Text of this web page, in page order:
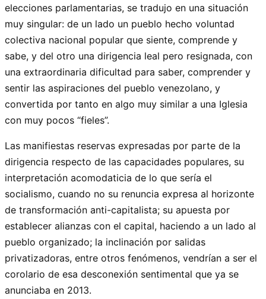
elecciones parlamentarias, se tradujo en una situación
muy singular: de un lado un pueblo hecho voluntad
colectiva nacional popular que siente, comprende y
sabe, y del otro una dirigencia leal pero resignada, con
una extraordinaria dificultad para saber, comprender y
sentir las aspiraciones del pueblo venezolano, y
convertida por tanto en algo muy similar a una Iglesia
con muy pocos “fieles”.
Las manifiestas reservas expresadas por parte de la
dirigencia respecto de las capacidades populares, su
interpretación acomodaticia de lo que sería el
socialismo, cuando no su renuncia expresa al horizonte
de transformación anti-capitalista; su apuesta por
establecer alianzas con el capital, haciendo a un lado al
pueblo organizado; la inclinación por salidas
privatizadoras, entre otros fenómenos, vendrían a ser el
corolario de esa desconexión sentimental que ya se
anunciaba en 2013.